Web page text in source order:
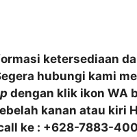
ketersediaan
hubungi kami
dengan klik ikon WA
kanan atau kiri
ke : +628-7883-